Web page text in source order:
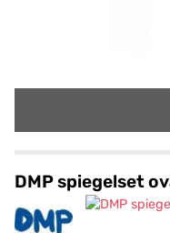
DMP spiegelset